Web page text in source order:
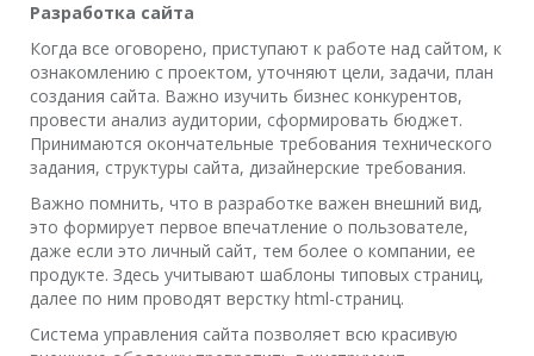
Разработка сайта
Когда все оговорено, приступают к работе над сайтом, к
ознакомлению с проектом, уточняют цели, задачи, план
создания сайта. Важно изучить бизнес конкурентов,
провести анализ аудитории, сформировать бюджет.
Принимаются окончательные требования технического
задания, структуры сайта, дизайнерские требования.
Важно помнить, что в разработке важен внешний вид,
это формирует первое впечатление о пользователе,
даже если это личный сайт, тем более о компании, ее
продукте. Здесь учитывают шаблоны типовых страниц,
далее по ним проводят верстку html-страниц.
Система управления сайта позволяет всю красивую